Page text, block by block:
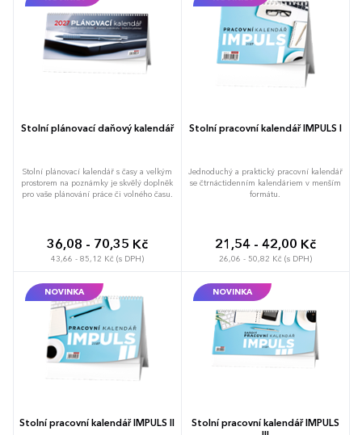
Stolní plánovací daňový kalendář
Stolní plánovací kalendář s časy a velkým
prostorem na poznámky je skvělý doplněk
pro vaše plánování práce či volného času.
36,08 - 70,35 Kč
43,66 - 85,12 Kč (s DPH)
Stolní pracovní kalendář IMPULS I
Jednoduchý a praktický pracovní kalendář
se čtrnáctidenním kalendáriem v menším
formátu.
21,54 - 42,00 Kč
26,06 - 50,82 Kč (s DPH)
NOVINKA
Stolní pracovní kalendář IMPULS II
NOVINKA
Stolní pracovní kalendář IMPULS